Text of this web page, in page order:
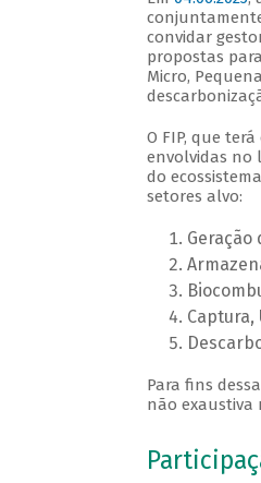
convidar
propostas
Micro,
O FIP, que
envolvidas no
do
setores alvo:
Geração
Captura,
Para fins
não exaustiva